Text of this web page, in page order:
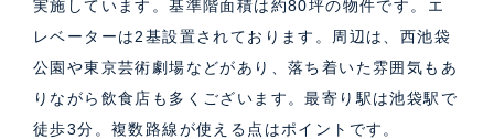
実施しています。基準階面積は約80坪の物件です。エ
レベーターは2基設置されております。周辺は、西池袋
公園や東京芸術劇場などがあり、落ち着いた雰囲気もあ
りながら飲食店も多くございます。最寄り駅は池袋駅で
徒歩3分。複数路線が使える点はポイントです。